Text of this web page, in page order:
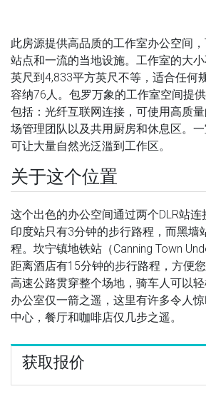
此房源提供高品质的工作室办公空间
站点和一流的当地设施。工作室的大
英尺到4,833平方英尺不等，适合任何
容纳76人。包罗万象的工作室空间提
包括：光纤互联网连接，可使用高质
场管理团队以及共用厨房和休息区。一
可让大量自然光泛滥到工作区。
关于这个位置
这个出色的办公空间通过两个DLR站
印度站只有3分钟的步行路程，而黑墙
程。坎宁镇地铁站（Canning Town
距离酒店有15分钟的步行路程，方便
高速公路贯穿整个场地，骑车人可以
办公室仅一箭之遥，这里有许多令人
中心，餐厅和咖啡店仅几步之遥。
获取报价